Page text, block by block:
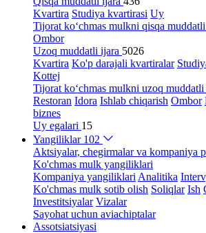
Kvartira Studiya kvartirasi Uy
Tijorat ko‘chmas mulkni qisqa
Ombor
Uzoq muddatli ijara 5026
Kvartira Ko'p darajali kvartiralar
Kottej
Tijorat ko‘chmas mulkni uzoq muddatli
Restoran Idora Ishlab chiqarish Ombor
biznes
Uy egalari 15
Yangiliklar 102
Aktsiyalar, chegirmalar va kompaniya
Ko'chmas mulk yangiliklari
Kompaniya yangiliklari Analitika
Ko'chmas mulk sotib olish Soliqlar Ish
Investitsiyalar Vizalar
Sayohat uchun aviachiptalar
Assotsiatsiyasi